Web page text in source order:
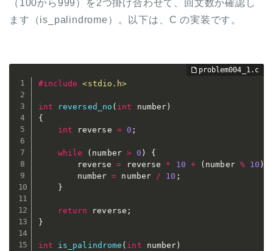
（100から999）を2つ掛け合わせて、回文数か確認し
ます（is_palindrome）。以下は、C の実装です。
#include <stdio.h>
int reversed_no ( int number )
{
int reverse = 0 ;
while ( number > 0 )
{
		reverse
= reverse * 10 + ( number % 10 )
		number
= number / 10 ;
}
return reverse ;
}
int is_palindrome ( int number )